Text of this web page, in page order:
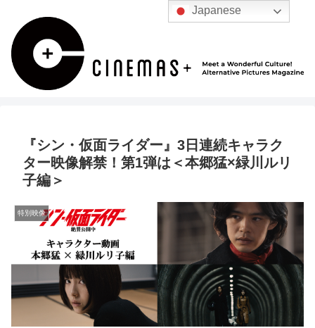
『シン・仮面ライダー』3日連続キャラク
ター映像解禁！第1弾は＜本郷猛×緑川ルリ
子編＞
特別映像
Japanese